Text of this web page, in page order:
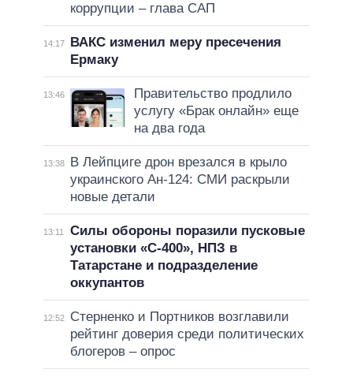
коррупции – глава САП
14:17
ВАКС изменил меру пресечения
Ермаку
13:46
Правительство продлило
услугу «Брак онлайн» еще
на два года
13:38
В Лейпциге дрон врезался в крыло
украинского Ан-124: СМИ раскрыли
новые детали
13:11
Силы обороны поразили пусковые
установки «С-400», НПЗ в
Татарстане и подразделение
оккупантов
12:52
Стерненко и Портников возглавили
рейтинг доверия среди политических
блогеров – опрос